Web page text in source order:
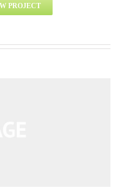
PROJECT